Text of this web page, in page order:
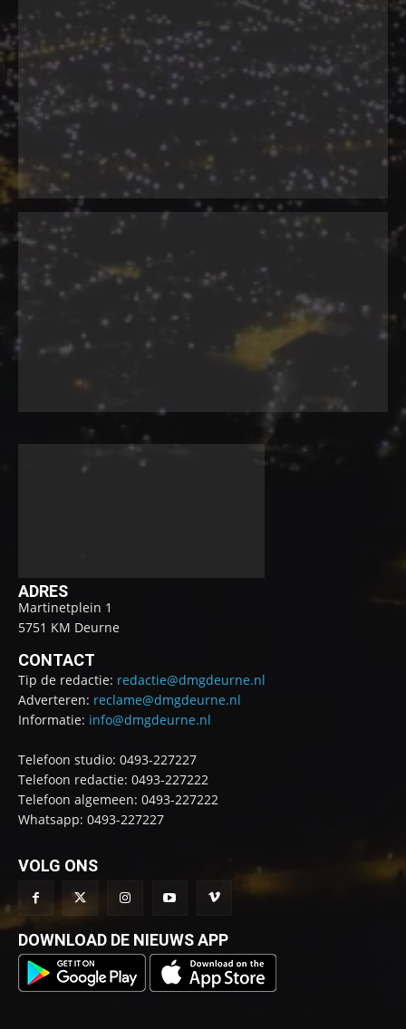
ADRES
Martinetplein 1
5751 KM Deurne
CONTACT
Tip de redactie: redactie@dmgdeurne.nl
Adverteren: reclame@dmgdeurne.nl
Informatie: info@dmgdeurne.nl
Telefoon studio: 0493-227227
Telefoon redactie: 0493-227222
Telefoon algemeen: 0493-227222
Whatsapp: 0493-227227
VOLG ONS
DOWNLOAD DE NIEUWS APP